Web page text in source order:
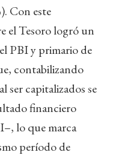
Con este
el Tesoro logró un
PBI y primario de
contabilizando
ser capitalizados se
financiero
lo que marca
período de